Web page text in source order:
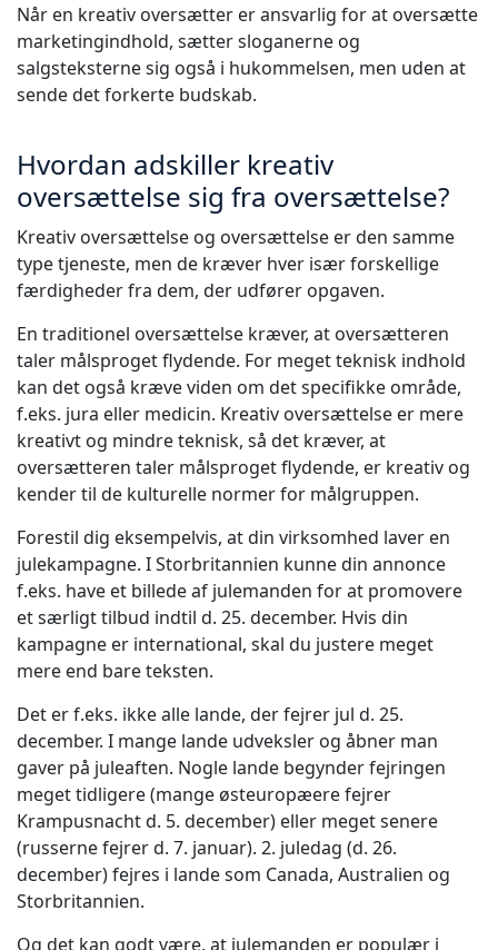
Når en kreativ oversætter er ansvarlig for at oversætte
marketingindhold, sætter sloganerne og
salgsteksterne sig også i hukommelsen, men uden at
sende det forkerte budskab.
Hvordan adskiller kreativ
oversættelse sig fra oversættelse?
Kreativ oversættelse og oversættelse er den samme
type tjeneste, men de kræver hver især forskellige
færdigheder fra dem, der udfører opgaven.
En traditionel oversættelse kræver, at oversætteren
taler målsproget flydende. For meget teknisk indhold
kan det også kræve viden om det specifikke område,
f.eks. jura eller medicin. Kreativ oversættelse er mere
kreativt og mindre teknisk, så det kræver, at
oversætteren taler målsproget flydende, er kreativ og
kender til de kulturelle normer for målgruppen.
Forestil dig eksempelvis, at din virksomhed laver en
julekampagne. I Storbritannien kunne din annonce
f.eks. have et billede af julemanden for at promovere
et særligt tilbud indtil d. 25. december. Hvis din
kampagne er international, skal du justere meget
mere end bare teksten.
Det er f.eks. ikke alle lande, der fejrer jul d. 25.
december. I mange lande udveksler og åbner man
gaver på juleaften. Nogle lande begynder fejringen
meget tidligere (mange østeuropæere fejrer
Krampusnacht d. 5. december) eller meget senere
(russerne fejrer d. 7. januar). 2. juledag (d. 26.
december) fejres i lande som Canada, Australien og
Storbritannien.
Og det kan godt være, at julemanden er populær i